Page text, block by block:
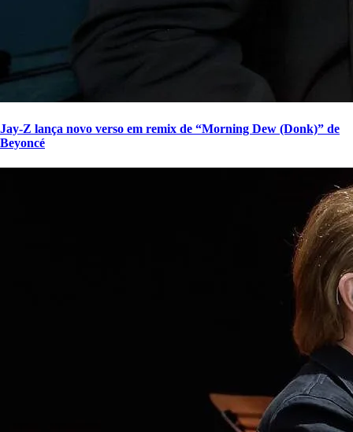
Jay-Z lança novo verso em remix de “Morning Dew (Donk)” de
Beyoncé